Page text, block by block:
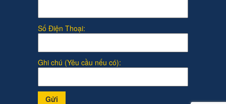
Số Điện Thoại:
Ghi chú (Yêu cầu nếu có):
Gửi